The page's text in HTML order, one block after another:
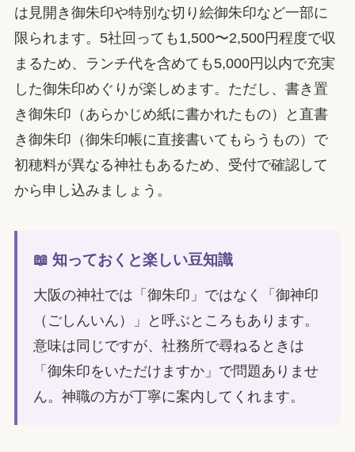
は見開き御朱印や特別な切り絵御朱印など一部に
限られます。5社回っても1,500〜2,500円程度で収
まるため、ランチ代を含めても5,000円以内で充実
した御朱印めぐりが楽しめます。ただし、書き置
き御朱印（あらかじめ紙に書かれたもの）と直書
き御朱印（御朱印帳に直接書いてもらうもの）で
初穂料が異なる神社もあるため、受付で確認して
から申し込みましょう。
📖 知っておくと楽しい豆知識
大阪の神社では「御朱印」ではなく「御神印
（ごしんいん）」と呼ぶところもあります。
意味は同じですが、社務所で尋ねるときは
「御朱印をいただけますか」で問題ありませ
ん。神職の方が丁寧に案内してくれます。